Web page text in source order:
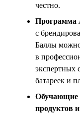
честно.
Программа
с
Баллы можно
в
экспертных
батареек и
Обучающие
продуктов